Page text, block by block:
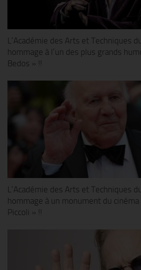
L’Académie des Arts et Techniques
hommage à l’un des plus grands
Bedos » !!
L’Académie des Arts et Techniques
hommage à un monument du cinéma
Piccoli » !!